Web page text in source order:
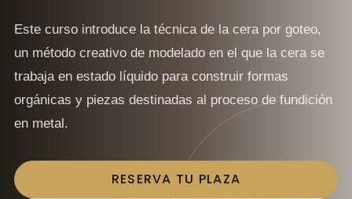
Este curso introduce la técnica de la cera por goteo,
un método creativo de modelado en el que la cera se
trabaja en estado líquido para construir formas
orgánicas y piezas destinadas al proceso de fundición
en metal.
RESERVA TU PLAZA